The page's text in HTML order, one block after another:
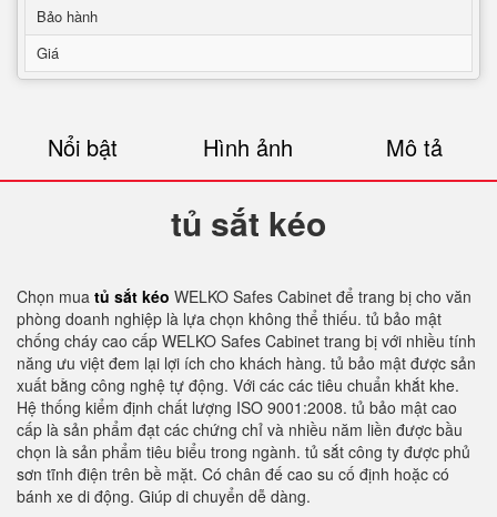
Bảo hành
Giá
Nổi bật Hình ảnh Mô tả
tủ sắt kéo
Chọn mua tủ sắt kéo WELKO Safes Cabinet để trang bị cho văn
phòng doanh nghiệp là lựa chọn không thể thiếu. tủ bảo mật
chống cháy cao cấp WELKO Safes Cabinet trang bị với nhiều tính
năng ưu việt đem lại lợi ích cho khách hàng. tủ bảo mật được sản
xuất bằng công nghệ tự động. Với các các tiêu chuẩn khắt khe.
Hệ thống kiểm định chất lượng ISO 9001:2008. tủ bảo mật cao
cấp là sản phẩm đạt các chứng chỉ và nhiều năm liền được bầu
chọn là sản phẩm tiêu biểu trong ngành. tủ sắt công ty được phủ
sơn tĩnh điện trên bề mặt. Có chân đế cao su cố định hoặc có
bánh xe di động. Giúp di chuyển dễ dàng.